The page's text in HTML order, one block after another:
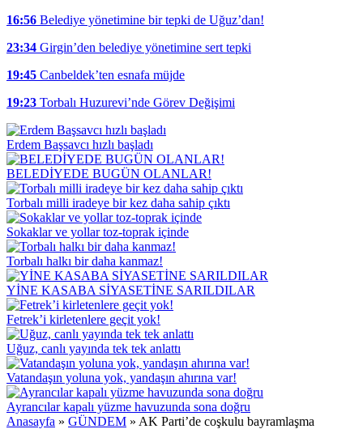
16:56 Belediye yönetimine bir tepki de Uğuz’dan!
23:34 Girgin’den belediye yönetimine sert tepki
19:45 Canbeldek’ten esnafa müjde
19:23 Torbalı Huzurevi’nde Görev Değişimi
Erdem Başsavcı hızlı başladı
BELEDİYEDE BUGÜN OLANLAR!
Torbalı milli iradeye bir kez daha sahip çıktı
Sokaklar ve yollar toz-toprak içinde
Torbalı halkı bir daha kanmaz!
YİNE KASABA SİYASETİNE SARILDILAR
Fetrek’i kirletenlere geçit yok!
Uğuz, canlı yayında tek tek anlattı
Vatandaşın yoluna yok, yandaşın ahırına var!
Ayrancılar kapalı yüzme havuzunda sona doğru
Anasayfa » GÜNDEM » AK Parti’de coşkulu bayramlaşma